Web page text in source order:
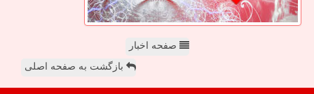
صفحه اخبار
بازگشت به صفحه اصلی